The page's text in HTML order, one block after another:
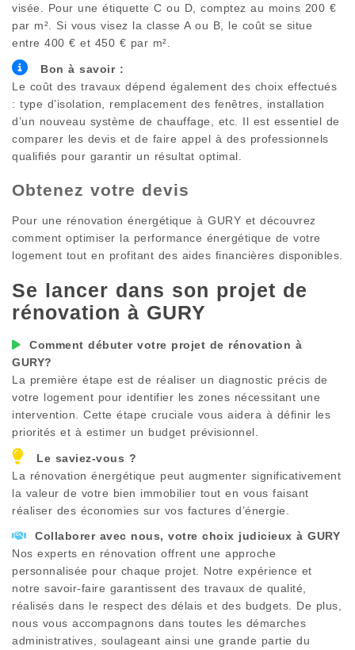
visée. Pour une étiquette C ou D, comptez au moins 200 €
par m². Si vous visez la classe A ou B, le coût se situe
entre 400 € et 450 € par m².
Bon à savoir :
Le coût des travaux dépend également des choix effectués
: type d’isolation, remplacement des fenêtres, installation
d’un nouveau système de chauffage, etc. Il est essentiel de
comparer les devis et de faire appel à des professionnels
qualifiés pour garantir un résultat optimal.
Obtenez votre devis
Pour une rénovation énergétique à GURY et découvrez
comment optimiser la performance énergétique de votre
logement tout en profitant des aides financières disponibles.
Se lancer dans son projet de
rénovation à GURY
Comment débuter votre projet de rénovation à
GURY?
La première étape est de réaliser un diagnostic précis de
votre logement pour identifier les zones nécessitant une
intervention. Cette étape cruciale vous aidera à définir les
priorités et à estimer un budget prévisionnel.
Le saviez-vous ?
La rénovation énergétique peut augmenter significativement
la valeur de votre bien immobilier tout en vous faisant
réaliser des économies sur vos factures d’énergie.
Collaborer avec nous, votre choix judicieux à GURY
Nos experts en rénovation offrent une approche
personnalisée pour chaque projet. Notre expérience et
notre savoir-faire garantissent des travaux de qualité,
réalisés dans le respect des délais et des budgets. De plus,
nous vous accompagnons dans toutes les démarches
administratives, soulageant ainsi une grande partie du